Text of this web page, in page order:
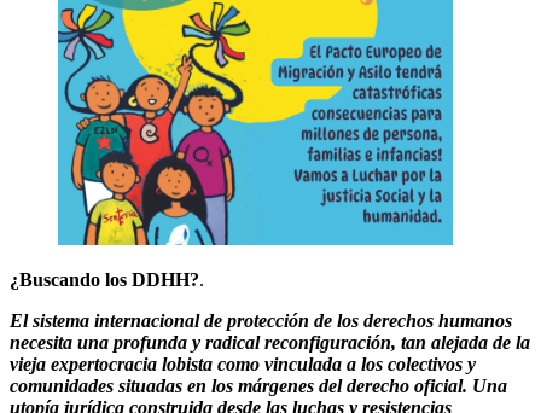
¿Buscando los DDHH?.
El sistema internacional de protección de los derechos humanos
necesita una profunda y radical reconfiguración, tan alejada de la
vieja expertocracia lobista como vinculada a los colectivos y
comunidades situadas en los márgenes del derecho oficial. Una
utopía jurídica construida desde las luchas y resistencias